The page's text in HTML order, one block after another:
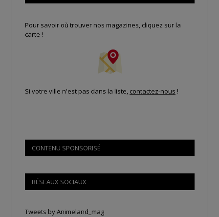
Pour savoir où trouver nos magazines, cliquez sur la
carte !
Si votre ville n'est pas dans la liste, contactez-nous !
CONTENU SPONSORISÉ
RÉSEAUX SOCIAUX
Tweets by Animeland_mag